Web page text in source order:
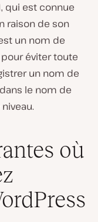
qui est connue
raison de son
un nom de
éviter toute
un nom de
le nom de
où